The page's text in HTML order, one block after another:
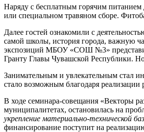
Наряду с бесплатным горячим
или специальном травяном сборе.
Далее гостей ознакомили с
самой школы, история города, важную
экспозиций МБОУ «СОШ №3»
Гранту Главы Чувашской Республики.
Занимательным и увлекательным стал
стало возможным благодаря реализации
В ходе семинара-совещания «Векторы
муниципалитетах, остановилась на
укрепление материально-технической
финансирование поступит на